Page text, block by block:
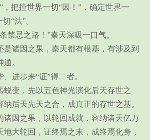
把控世界一切“因！”，确定世界一
“法”。
禁忌之路！”秦天深吸一口气。
诸因之果，秦天都有根基，有涉及到
。
进步来“证”得二者。
变，先以五色神光演化后天存世之
后天先天之合，成真正的存世之基。
因之果，以轮回成就，容纳诸天亿万
大轮回，证终焉之末，成终焉化身，